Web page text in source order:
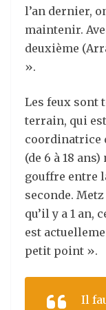
l’an dernier,
maintenir.
deuxième
».
Les feux sont
terrain, qui
coordinatrice
(de 6 à 18
gouffre entre
seconde.
qu’il y a 1 an,
est
petit point ».
Il